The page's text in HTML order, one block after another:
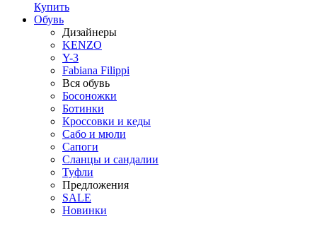
Купить
Обувь
Дизайнеры
KENZO
Y-3
Fabiana Filippi
Вся обувь
Босоножки
Ботинки
Кроссовки и кеды
Сабо и мюли
Сапоги
Сланцы и сандалии
Туфли
Предложения
SALE
Новинки